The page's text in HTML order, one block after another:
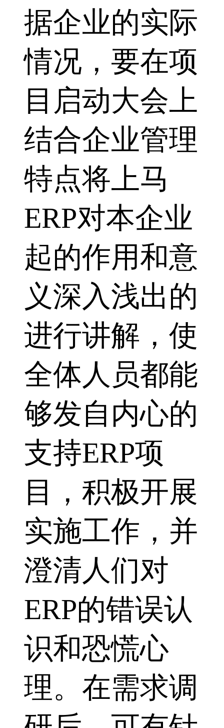
据企业的实际
情况，要在项
目启动大会上
结合企业管理
特点将上马
ERP对本企业
起的作用和意
义深入浅出的
进行讲解，使
全体人员都能
够发自内心的
支持ERP项
目，积极开展
实施工作，并
澄清人们对
ERP的错误认
识和恐慌心
理。在需求调